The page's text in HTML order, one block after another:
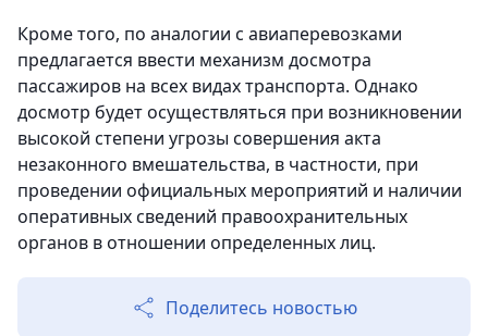
Кроме того, по аналогии с авиаперевозками
предлагается ввести механизм досмотра
пассажиров на всех видах транспорта. Однако
досмотр будет осуществляться при возникновении
высокой степени угрозы совершения акта
незаконного вмешательства, в частности, при
проведении официальных мероприятий и наличии
оперативных сведений правоохранительных
органов в отношении определенных лиц.
Поделитесь новостью